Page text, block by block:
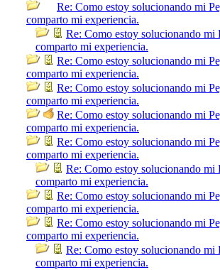
Re: Como estoy solucionando mi
comparto mi experiencia.
Re: Como estoy solucionando mi
comparto mi experiencia.
Re: Como estoy solucionando mi
comparto mi experiencia.
Re: Como estoy solucionando mi
comparto mi experiencia.
Re: Como estoy solucionando mi
comparto mi experiencia.
Re: Como estoy solucionando mi
comparto mi experiencia.
Re: Como estoy solucionando mi
comparto mi experiencia.
Re: Como estoy solucionando mi
comparto mi experiencia.
Re: Como estoy solucionando mi
comparto mi experiencia.
Re: Como estoy solucionando mi
comparto mi experiencia.